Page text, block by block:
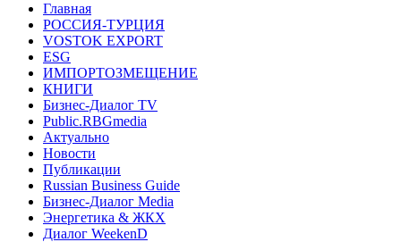
Главная
РОССИЯ-ТУРЦИЯ
VOSTOK EXPORT
ESG
ИМПОРТОЗМЕЩЕНИЕ
КНИГИ
Бизнес-Диалог TV
Public.RBGmedia
Актуально
Новости
Публикации
Russian Business Guide
Бизнес-Диалог Media
Энергетика & ЖКХ
Диалог WeekenD